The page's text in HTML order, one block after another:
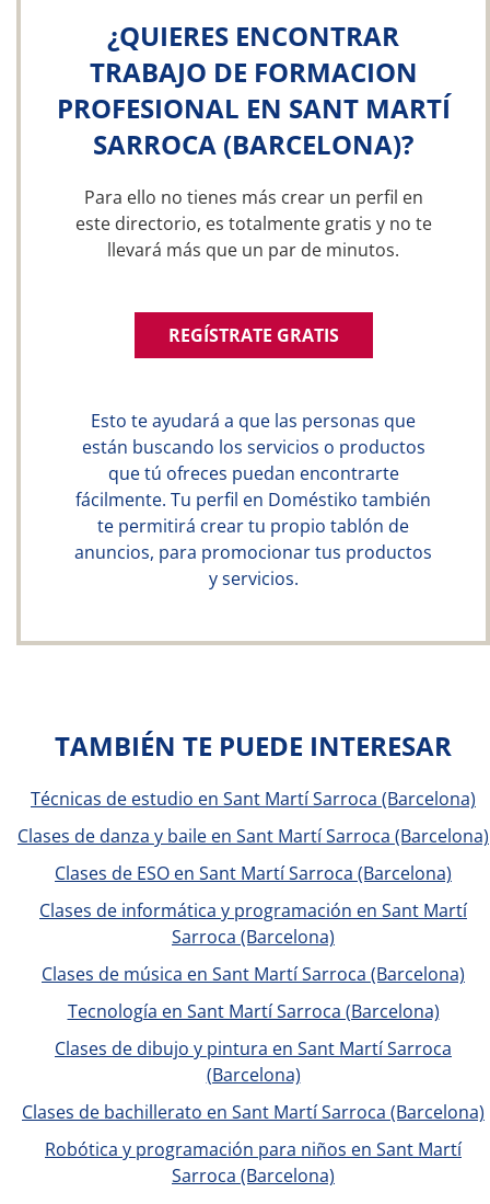
¿QUIERES ENCONTRAR
TRABAJO DE FORMACION
PROFESIONAL EN SANT MARTÍ
SARROCA (BARCELONA)?
Para ello no tienes más crear un perfil en
este directorio, es totalmente gratis y no te
llevará más que un par de minutos.
REGÍSTRATE GRATIS
Esto te ayudará a que las personas que
están buscando los servicios o productos
que tú ofreces puedan encontrarte
fácilmente. Tu perfil en Doméstiko también
te permitirá crear tu propio tablón de
anuncios, para promocionar tus productos
y servicios.
TAMBIÉN TE PUEDE INTERESAR
Técnicas de estudio en Sant Martí Sarroca (Barcelona)
Clases de danza y baile en Sant Martí Sarroca (Barcelona)
Clases de ESO en Sant Martí Sarroca (Barcelona)
Clases de informática y programación en Sant Martí
Sarroca (Barcelona)
Clases de música en Sant Martí Sarroca (Barcelona)
Tecnología en Sant Martí Sarroca (Barcelona)
Clases de dibujo y pintura en Sant Martí Sarroca
(Barcelona)
Clases de bachillerato en Sant Martí Sarroca (Barcelona)
Robótica y programación para niños en Sant Martí
Sarroca (Barcelona)